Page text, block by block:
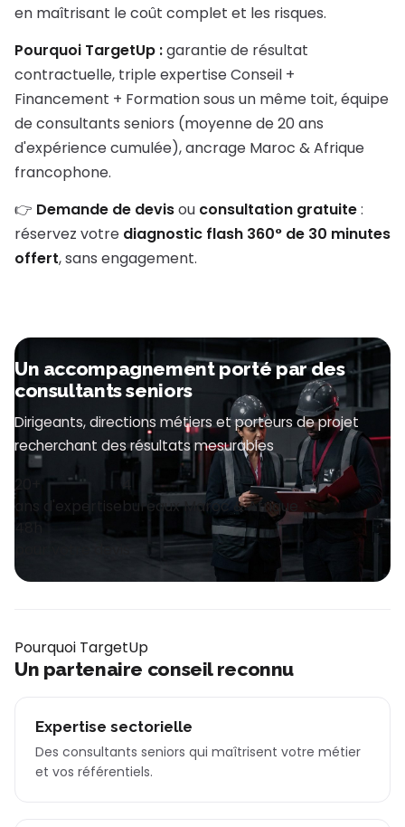
en maîtrisant le coût complet et les risques.
Pourquoi TargetUp :garantie de résultat
contractuelle, triple expertise Conseil +
Financement + Formation sous un même toit, équipe
de consultants seniors (moyenne de 20 ans
d'expérience cumulée), ancrage Maroc & Afrique
francophone.
👉 Demande de devisou consultation gratuite:
réservez votre diagnostic flash 360° de 30 minutes
offert, sans engagement.
Un accompagnement porté par des
consultants seniors
Dirigeants, directions métiers et porteurs de projet
recherchant des résultats mesurables
20+
ans d'expertise
4
bureaux Maroc & Afrique
48h
Pourquoi TargetUp
Un partenaire conseil reconnu
Expertise sectorielle
Des consultants seniors qui maîtrisent votre métier
et vos référentiels.